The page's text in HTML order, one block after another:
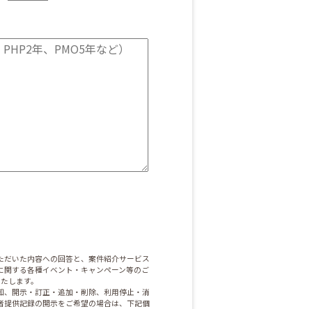
いた内容への回答と、案件紹介サービス
する各種イベント・キャンペーン等のご
します。
開示・訂正・追加・削除、利用停止・消
供記録の開示をご希望の場合は、下記個